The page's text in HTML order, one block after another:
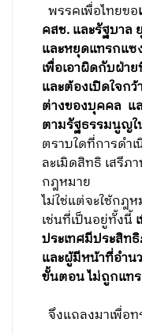
พรรคเพื่อไทยขอ
คสช. และรัฐบาล
และหยุดแทรกแซ
เพื่อเอาผิดกับฝ่า
และต้องเปิดใจก
ต่างของบุคคล แล
ตามรัฐธรรมนูญใ
ตราบใดที่การดำ
ละเมิดสิทธิ เสรี
กฎหมาย
ไม่ใช่แต่จะใช้กฎ
เช่นที่เป็นอยู่ทั้งนี้
ประเทศมีประสิท
และผู้มีหน้าที่อำน
ขั้นตอน ไม่ถูกแท
จึงแถลงมาเพื่อ